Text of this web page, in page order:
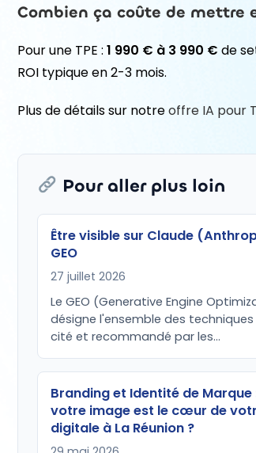
Combien ça coûte de mettre
Pour une TPE : 1 990 € à 3 990 € de
ROI typique en 2-3 mois.
Plus de détails sur notreoffre IA pour
Pour aller plus loin
Être visible sur Claude
GEO
27 juillet 2026
Le GEO (Generative Engine
désigne l'ensemble des
cité et recommandé par les…
Branding et Identité de
votre image est le cœur de
digitale à La Réunion ?